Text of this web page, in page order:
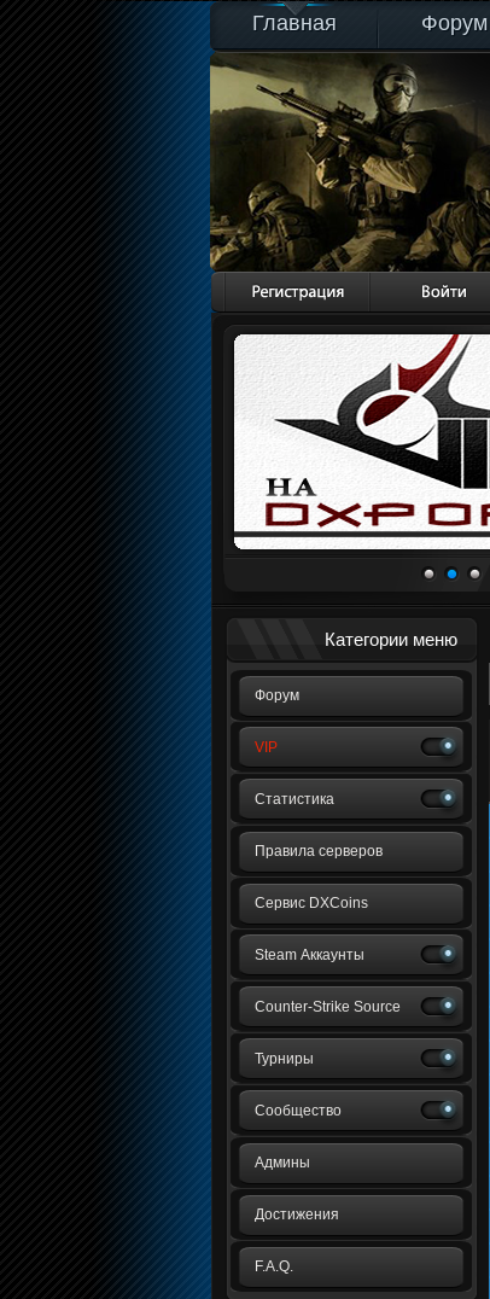
Главная Форум
Категории меню
Форум
VIP
Статистика
Правила серверов
Сервис DXCoins
Steam Аккаунты
Counter-Strike Source
Турниры
Сообщество
Админы
Достижения
F.A.Q.